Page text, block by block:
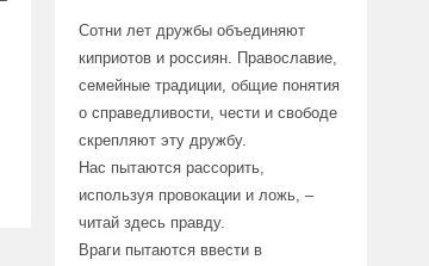
Сотни лет дружбы объединяют
киприотов и россиян. Православие,
семейные традиции, общие понятия
о справедливости, чести и свободе
скрепляют эту дружбу.
Нас пытаются рассорить,
используя провокации и ложь, –
читай здесь правду.
Враги пытаются ввести в